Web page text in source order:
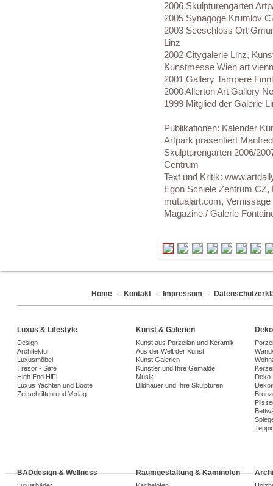
2006 Skulpturengarten
2005 Synagoge Krumlov
2003 Seeschloss Ort
Linz
2002 Citygalerie Linz,
Kunstmesse Wien art
2001 Gallery Tampere
2000 Allerton Art Gallery
1999 Mitglied der Galerie
Publikationen: Kalender
Artpark präsentiert
Skulpturengarten 2006/
Centrum
Text und Kritik:
Egon Schiele Zentrum
mutualart.com,
Magazine / Galerie
Home · Kontakt · Impressum ·
Luxus & Lifestyle
Design
Architektur
Luxusmöbel
Tresor - Safe
High End HiFi
Luxus Yachten und Boote
Zeitschriften und Verlag
Kunst & Galerien
Kunst aus Porzellan und Keramik
Aus der Welt der Kunst
Kunst Galerien
Künstler und Ihre Gemälde
Musik
Bildhauer und Ihre Skulpturen
Deko
BADdesign & Wellness Raumgestaltung & Kaminofen